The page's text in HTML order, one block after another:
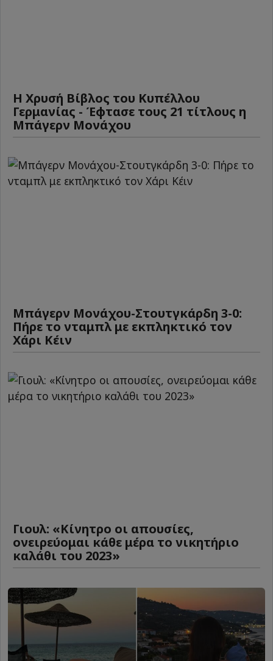
Η Χρυσή Βίβλος του Κυπέλλου
Γερμανίας - Έφτασε τους 21 τίτλους η
Μπάγερν Μονάχου
Μπάγερν Μονάχου-Στουτγκάρδη 3-0:
Πήρε το νταμπλ με εκπληκτικό τον
Χάρι Κέιν
Γιουλ: «Κίνητρο οι απουσίες,
ονειρεύομαι κάθε μέρα το νικητήριο
καλάθι του 2023»